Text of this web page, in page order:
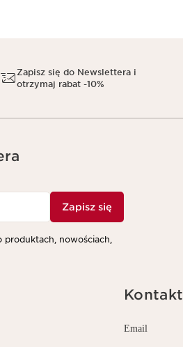
Zapisz się do Newslettera i
otrzymaj rabat -10%
Zapisz się
nowościach,
Kontakt
Email